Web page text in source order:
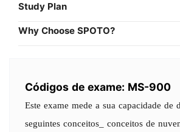
Study Plan
Why Choose SPOTO?
Códigos de exame: MS-900
Este exame mede a sua capacidade de
seguintes conceitos_ conceitos de